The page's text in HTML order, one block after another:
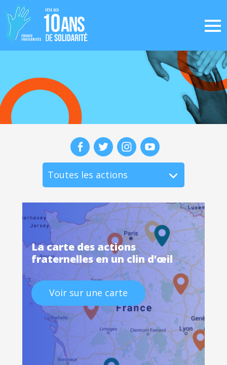
La carte des actions
fraternelles en un clin d’œil